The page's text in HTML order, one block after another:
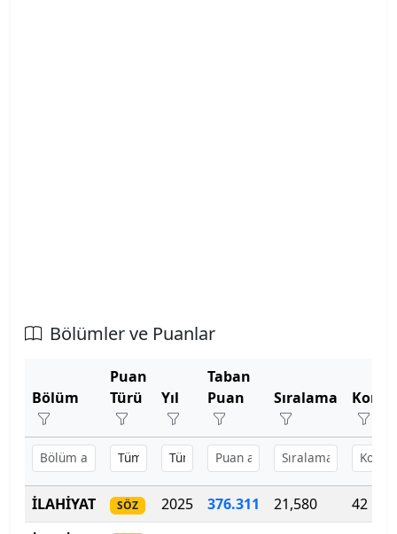
Bartın Üniversitesi
Başkent Üniversitesi
Başkent Üniversitesi
Başkent Üniversitesi
Bölümler ve Puanlar
Bölüm
Puan
Türü
Yıl
Taban
Puan
Sıralama
İLAHİYAT SÖZ 2025 376.311 21,580
42